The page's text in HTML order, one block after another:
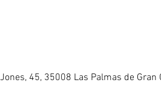
45, 35008 Las Palmas de Gran